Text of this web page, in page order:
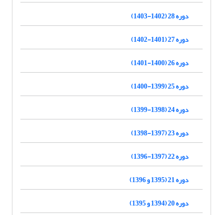
دوره 28 (1402-1403)
دوره 27 (1401-1402)
دوره 26 (1400-1401)
دوره 25 (1399-1400)
دوره 24 (1398-1399)
دوره 23 (1397-1398)
دوره 22 (1397-1396)
دوره 21 (1395 و 1396)
دوره 20 (1394 و 1395)